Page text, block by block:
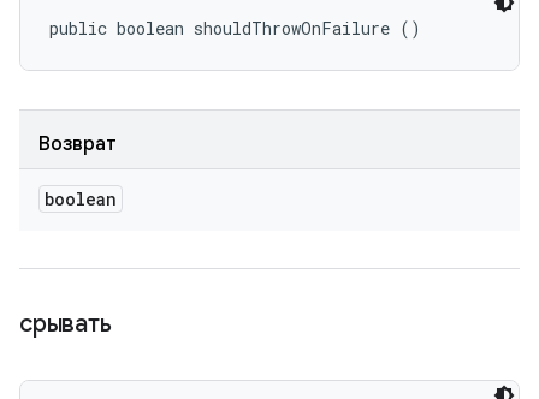
public boolean shouldThrowOnFailure ()
Возврат
boolean
срывать